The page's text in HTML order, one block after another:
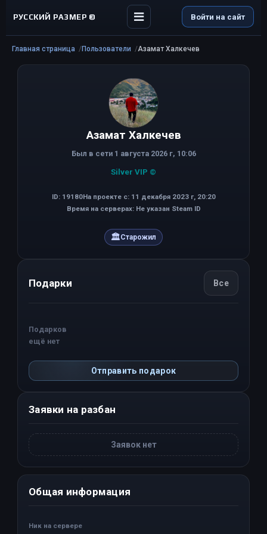
РУССКИЙ РАЗМЕР © Войти на сайт
Главная страница Пользователи Азамат Халкечев
Азамат Халкечев
Был в сети 1 августа 2026 г, 10:06
Silver VIP ©
ID: 19180На проекте с: 11 декабря 2023 г, 20:20
Время на серверах: Не указан Steam ID
🏛Старожил
Подарки Все
Подарков
ещё нет
Отправить подарок
Заявки на разбан
Заявок нет
Общая информация
Ник на сервере